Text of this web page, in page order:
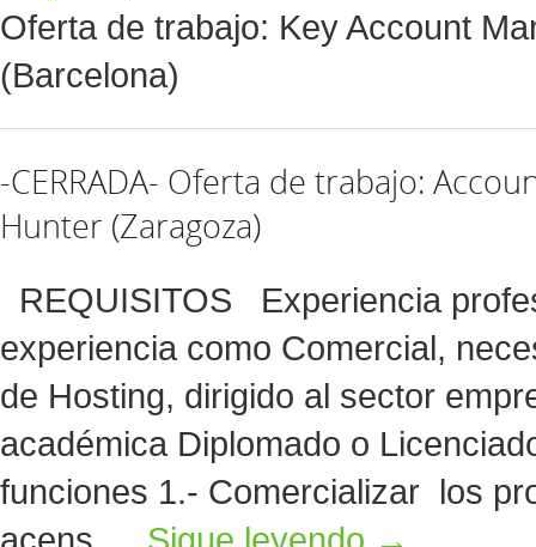
Oferta de trabajo: Key Account
(Barcelona)
-CERRADA- Oferta de trabajo:
Hunter (Zaragoza)
REQUISITOS Experiencia
experiencia como Comercial,
de Hosting, dirigido al sector
académica Diplomado o
funciones 1.- Comercializar los